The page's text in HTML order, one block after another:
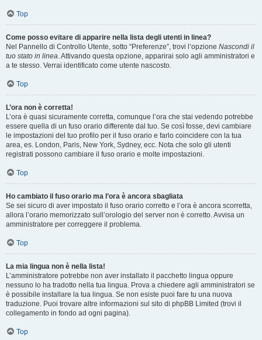
Top
Come posso evitare di apparire nella lista degli utenti in linea?
Nel Pannello di Controllo Utente, sotto “Preferenze”, trovi l’opzione Nascondi il
tuo stato in linea . Attivando questa opzione, apparirai solo agli amministratori e
a te stesso. Verrai identificato come utente nascosto.
Top
L’ora non è corretta!
L’ora è quasi sicuramente corretta, comunque l’ora che stai vedendo potrebbe
essere quella di un fuso orario differente dal tuo. Se così fosse, devi cambiare
le impostazioni del tuo profilo per il fuso orario e farlo coincidere con la tua
area, es. London, Paris, New York, Sydney, ecc. Nota che solo gli utenti
registrati possono cambiare il fuso orario e molte impostazioni.
Top
Ho cambiato il fuso orario ma l’ora è ancora sbagliata
Se sei sicuro di aver impostato il fuso orario corretto e l’ora è ancora scorretta,
allora l’orario memorizzato sull’orologio del server non è corretto. Avvisa un
amministratore per correggere il problema.
Top
La mia lingua non è nella lista!
L’amministratore potrebbe non aver installato il pacchetto lingua oppure
nessuno lo ha tradotto nella tua lingua. Prova a chiedere agli amministratori se
è possibile installare la tua lingua. Se non esiste puoi fare tu una nuova
traduzione. Puoi trovare altre informazioni sul sito di phpBB Limited (trovi il
collegamento in fondo ad ogni pagina).
Top